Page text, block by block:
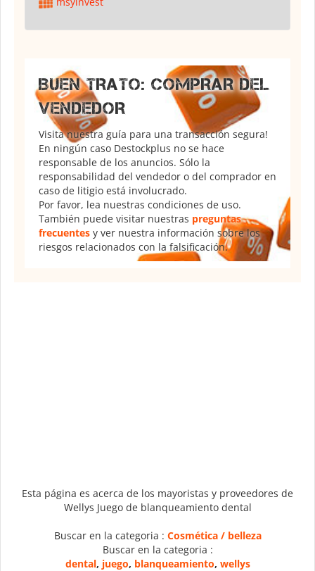
BUEN TRATO: COMPRAR DEL
VENDEDOR
Visita nuestra guía para una transacción segura!
En ningún caso Destockplus no se hace
responsable de los anuncios. Sólo la
responsabilidad del vendedor o del comprador en
caso de litigio está involucrado.
Por favor, lea nuestras condiciones de uso.
También puede visitar nuestras preguntas
frecuentes y ver nuestra información sobre los
riesgos relacionados con la falsificación.
Esta página es acerca de los mayoristas y proveedores de
Wellys Juego de blanqueamiento dental
Buscar en la categoria : Cosmética / belleza
Buscar en la categoria :
dental, juego, blanqueamiento, wellys